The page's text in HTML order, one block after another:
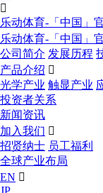

乐动体育-「中国」
乐动体育-「中国」
公司简介 发展历程
产品介绍 
光学产业 触显产业
投资者关系
新闻资讯
加入我们 
招贤纳士 员工福利
全球产业布局
EN 
JP